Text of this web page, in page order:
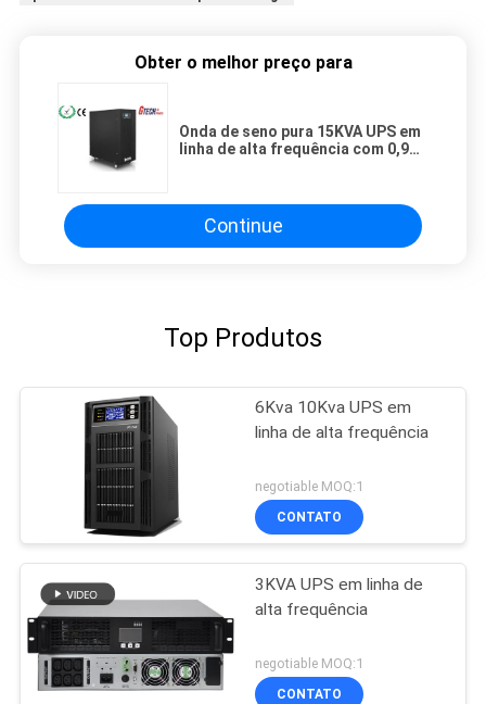
Obter o melhor preço para
Onda de seno pura 15KVA UPS em
linha de alta frequência com 0,9
Continue
Top Produtos
6Kva 10Kva UPS em
linha de alta frequência
negotiable MOQ:1
CONTATO
3KVA UPS em linha de
alta frequência
negotiable MOQ:1
CONTATO